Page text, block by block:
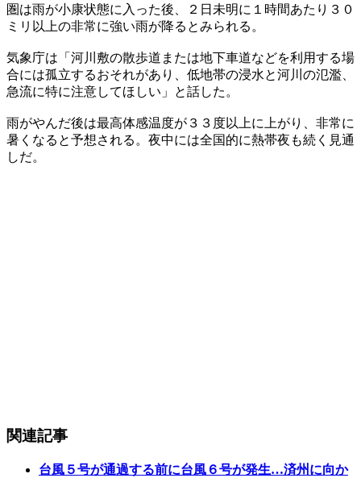
圏は雨が小康状態に入った後、２日未明に１時間あたり３０
ミリ以上の非常に強い雨が降るとみられる。
気象庁は「河川敷の散歩道または地下車道などを利用する場
合には孤立するおそれがあり、低地帯の浸水と河川の氾濫、
急流に特に注意してほしい」と話した。
雨がやんだ後は最高体感温度が３３度以上に上がり、非常に
暑くなると予想される。夜中には全国的に熱帯夜も続く見通
しだ。
関連記事
台風５号が通過する前に台風６号が発生…済州に向か